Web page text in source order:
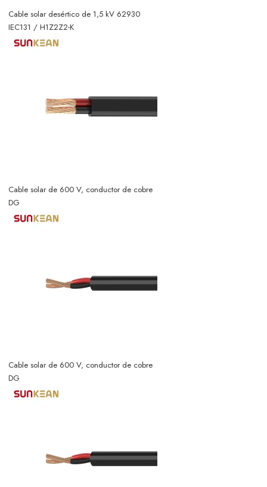
Cable solar desértico de 1,5 kV 62930
IEC131 / H1Z2Z2-K
Cable solar de 600 V, conductor de cobre
DG
Cable solar de 600 V, conductor de cobre
DG